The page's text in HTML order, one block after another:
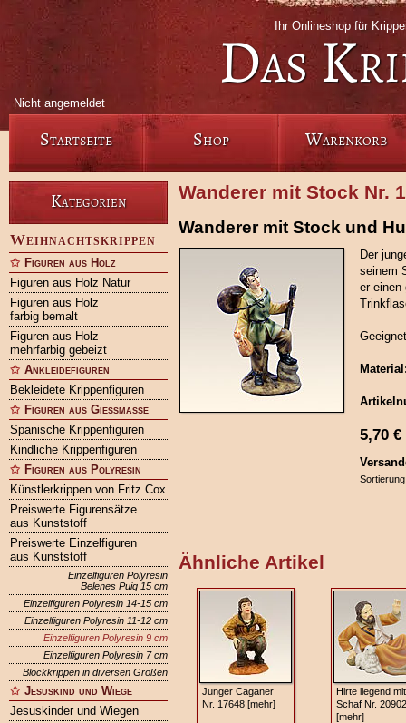
Ihr Onlineshop für
Das
Nicht angemeldet
Startseite Shop Warenkorb
Kategorien
Weihnachtskrippen
Figuren aus Holz
Figuren aus Holz Natur
Figuren aus Holz
farbig bemalt
Figuren aus Holz
mehrfarbig gebeizt
Ankleidefiguren
Bekleidete Krippenfiguren
Figuren aus Gießmasse
Spanische Krippenfiguren
Kindliche Krippenfiguren
Figuren aus Polyresin
Künstlerkrippen von Fritz Cox
Preiswerte Figurensätze
aus Kunststoff
Preiswerte Einzelfiguren
aus Kunststoff
Einzelfiguren Polyresin
Belenes Puig 15 cm
Einzelfiguren Polyresin 14-15 cm
Einzelfiguren Polyresin 11-12 cm
Einzelfiguren Polyresin 9 cm
Einzelfiguren Polyresin 7 cm
Blockkrippen in diversen Größen
Jesuskind und Wiege
Jesuskinder und Wiegen
Wanderer mit Stock Nr.
Wanderer mit Stock und
Der
seinem
er einen
5,70 €
Ähnliche Artikel
Junger Caganer
Nr. 17648 [mehr]
Hirte liegend mit
Schaf Nr. 20902
[mehr]